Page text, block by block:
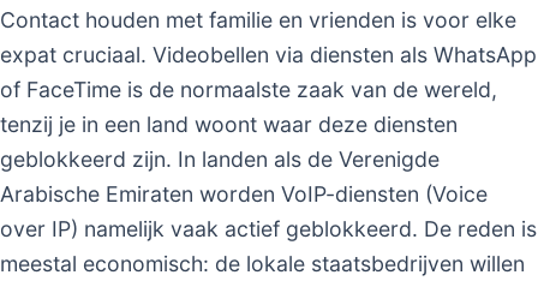
Contact houden met familie en vrienden is voor elke
expat cruciaal. Videobellen via diensten als WhatsApp
of FaceTime is de normaalste zaak van de wereld,
tenzij je in een land woont waar deze diensten
geblokkeerd zijn. In landen als de Verenigde
Arabische Emiraten worden VoIP-diensten (Voice
over IP) namelijk vaak actief geblokkeerd. De reden is
meestal economisch: de lokale staatsbedrijven willen